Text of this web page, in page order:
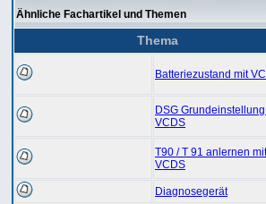
Ähnliche Fachartikel und Themen
Thema
Batteriezustand mit
DSG
VCDS
T90 / T 91 anlernen mit
VCDS
Diagnosegerät